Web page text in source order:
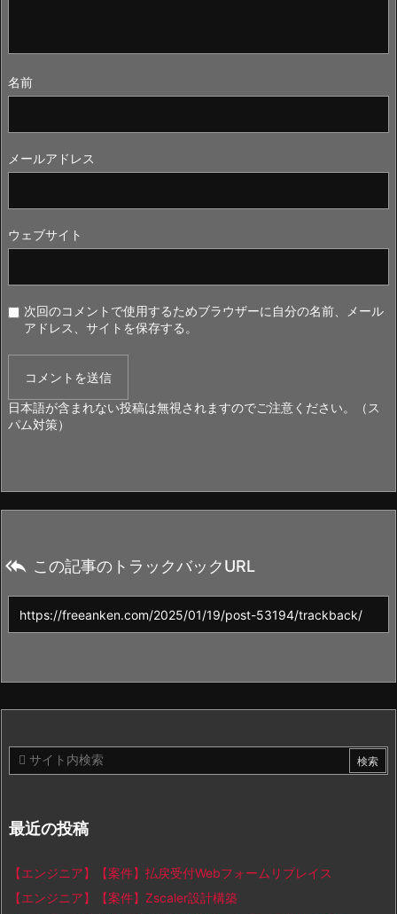
名前
メールアドレス
ウェブサイト
次回のコメントで使用するためブラウザーに自分の名前、メール
アドレス、サイトを保存する。
日本語が含まれない投稿は無視されますのでご注意ください。（ス
パム対策）
 この記事のトラックバックURL
最近の投稿
【エンジニア】【案件】払戻受付Webフォームリプレイス
【エンジニア】【案件】Zscaler設計構築